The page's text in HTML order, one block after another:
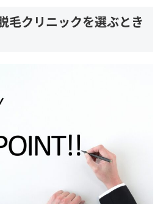
毛クリニックを選ぶとき